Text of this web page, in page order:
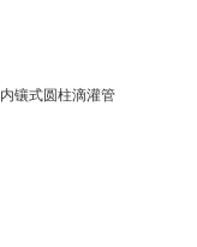
内镶式圆柱滴灌管